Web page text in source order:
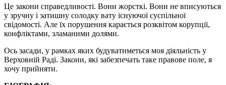
Це закони справедливості. Вони жорсткі. Вони не вписуються
у зручну і затишну солодку вату існуючої суспільної
свідомості. Але їх порушення карається розквітом корупції,
конфліктами, зламаними долями.
Ось засади, у рамках яких будуватиметься моя діяльність у
Верховній Раді. Закони, які забезпечать таке правове поле, я
хочу прийняти.